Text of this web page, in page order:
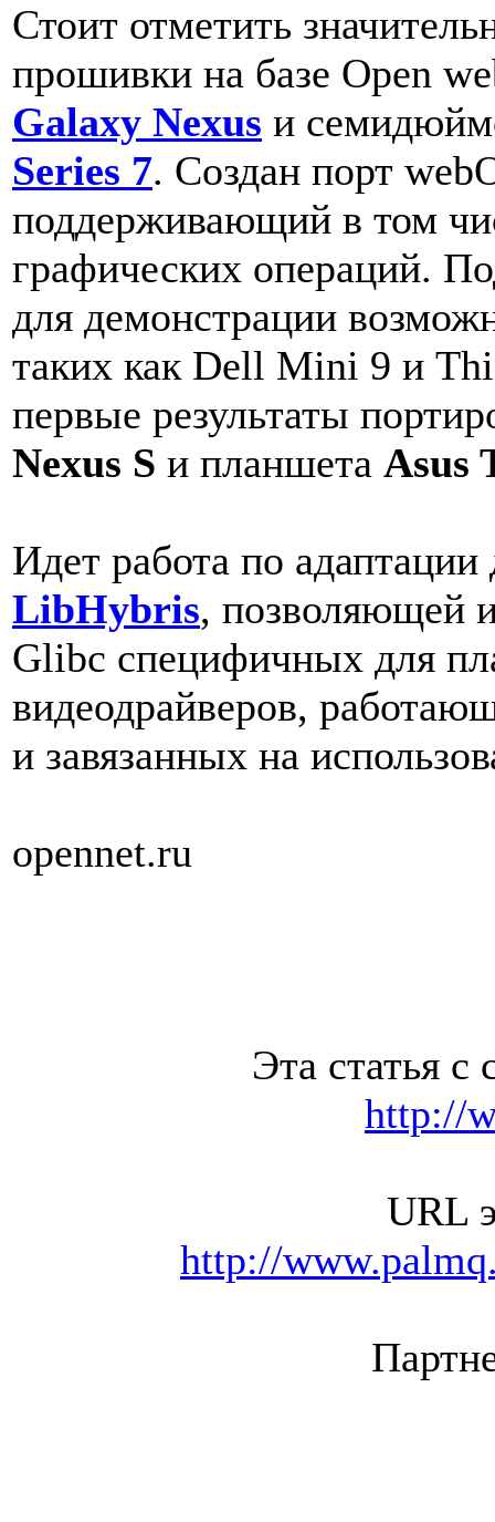
Стоит отметить
прошивки на базе Open
Galaxy Nexus и
Series 7. Создан порт
поддерживающий в том
графических операций.
для демонстрации
таких как Dell Mini 9 и
первые результаты
Nexus S и планшета Asus
Идет работа по
LibHybris, позволяющей
Glibc специфичных для
видеодрайверов,
и завязанных на
opennet.ru
Эта статья с
http://
URL
http://